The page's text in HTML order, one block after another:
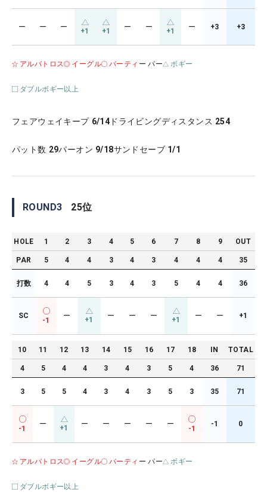
ー ー ー +1 +1 ー ー +1 ー +3 +3
アルバトロス イーグル バーティ ー パー ボギー
ダブルボギー以上
フェアウェイキープ 6/14 ドライビングディスタンス 254
パット数 29パーオン 9/18サンドセーブ 1/1
ROUND3 25位
HOLE 1 2 3 4 5 6 7 8 9 OUT
PAR 5 4 4 3 4 3 4 4 4 35
打数 4 4 5 3 4 3 5 4 4 36
SC
-1
ー +1 ー ー ー +1 ー ー +1
10 11 12 13 14 15 16 17 18 IN TOTAL
4 5 4 4 3 4 3 5 4 36 71
3 5 5 4 3 4 3 5 3 35 71
-1
ー +1 ー ー ー ー ー
-1
-1 0
アルバトロス イーグル バーティ ー パー ボギー
ダブルボギー以上